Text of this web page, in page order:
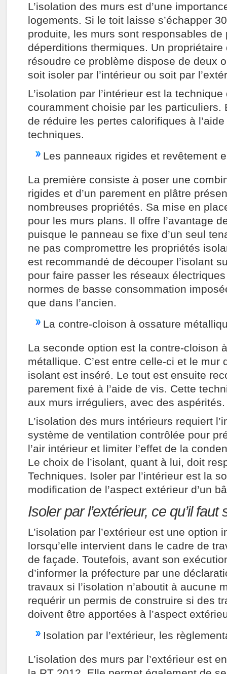
L’isolation des murs est d’une
logements. Si le toit laisse s’échapper
produite, les murs sont responsables de
déperditions thermiques. Un propriétaire
résoudre ce problème dispose de deux
soit isoler par l’intérieur ou soit par
L’isolation par l’intérieur est la
couramment choisie par les particuliers.
de réduire les pertes calorifiques à
techniques.
Les panneaux rigides et revêtement
La première consiste à poser une
rigides et d’un parement en plâtre
nombreuses propriétés. Sa mise en
pour les murs plans. Il offre l’avantage
puisque le panneau se fixe d’un seul
ne pas compromettre les propriétés
est recommandé de découper l’isolant
pour faire passer les réseaux
normes de basse consommation
que dans l’ancien.
La contre-cloison à ossature
La seconde option est la contre-cloison
métallique. C’est entre celle-ci et le mur
isolant est inséré. Le tout est ensuite
parement fixé à l’aide de vis. Cette
aux murs irréguliers, avec des aspérités.
L’isolation des murs intérieurs requiert
système de ventilation contrôlée pour
l’air intérieur et limiter l’effet de la
Le choix de l’isolant, quant à lui, doit
Techniques. Isoler par l’intérieur est la
modification de l’aspect extérieur d’un
Isoler par l’extérieur, ce qu’il faut
L’isolation par l’extérieur est une option
lorsqu’elle intervient dans le cadre de
de façade. Toutefois, avant son
d’informer la préfecture par une
travaux si l’isolation n’aboutit à aucune
requérir un permis de construire si des
doivent être apportées à l’aspect
Isolation par l’extérieur, les
L’isolation des murs par l’extérieur est